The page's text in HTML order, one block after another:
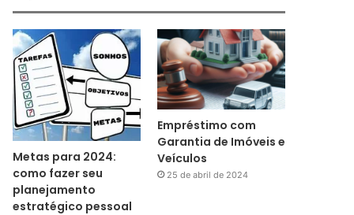
Metas para 2024:
como fazer seu
planejamento
estratégico pessoal
Empréstimo com
Garantia de Imóveis e
Veículos
25 de abril de 2024